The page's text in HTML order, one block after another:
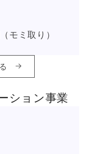
モミ取り）
ション事業